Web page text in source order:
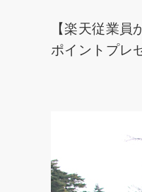
【楽天従業
ポイントプレ